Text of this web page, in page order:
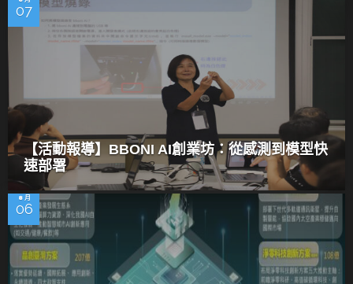
07
【活動報導】BBONI AI創業坊：從感測到模型快
速部署
8 月
06